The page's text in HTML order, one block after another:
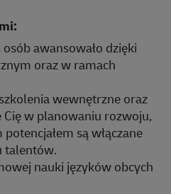
awansowało dzięki
oraz w ramach
wewnętrzne oraz
Cię w planowaniu rozwoju,
są włączane
talentów.
nauki języków obcych